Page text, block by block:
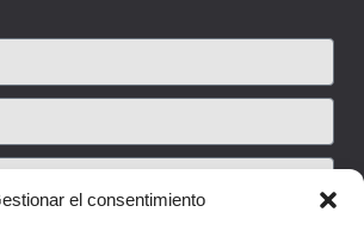
el consentimiento